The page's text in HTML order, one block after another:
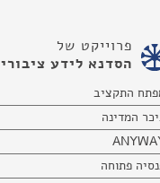
פרוייקט של
הסדנא לידע ציבורי
התקציב
המדינה
פתוחה